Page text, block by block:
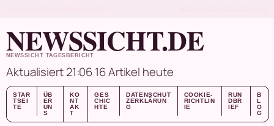
NEWSSICHT.DE
NEWSSICHT TAGESBERICHT
Aktualisiert 21:0616 Artikel heute
STAR
TSEI
TE
ÜB
ER
UN
S
KO
NT
AK
T
GES
CHIC
HTE
DATENSCHUT
ZERKLÄRUN
G
COOKIE-
RICHTLIN
IE
RUN
DBR
IEF
B
L
O
G